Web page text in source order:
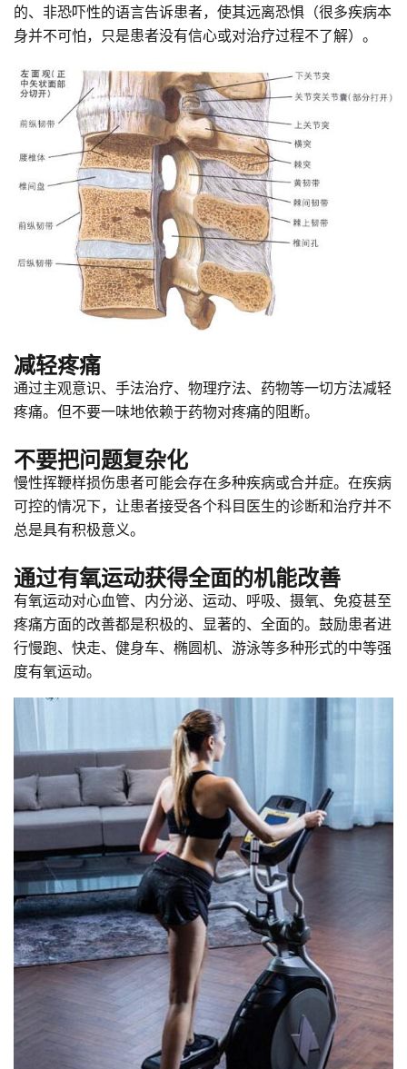
的、非恐吓性的语言告诉患者，使其远离恐惧（很多疾病本
身并不可怕，只是患者没有信心或对治疗过程不了解）。
减轻疼痛
通过主观意识、手法治疗、物理疗法、药物等一切方法减轻
疼痛。但不要一味地依赖于药物对疼痛的阻断。
不要把问题复杂化
慢性挥鞭样损伤患者可能会存在多种疾病或合并症。在疾病
可控的情况下，让患者接受各个科目医生的诊断和治疗并不
总是具有积极意义。
通过有氧运动获得全面的机能改善
有氧运动对心血管、内分泌、运动、呼吸、摄氧、免疫甚至
疼痛方面的改善都是积极的、显著的、全面的。鼓励患者进
行慢跑、快走、健身车、椭圆机、游泳等多种形式的中等强
度有氧运动。